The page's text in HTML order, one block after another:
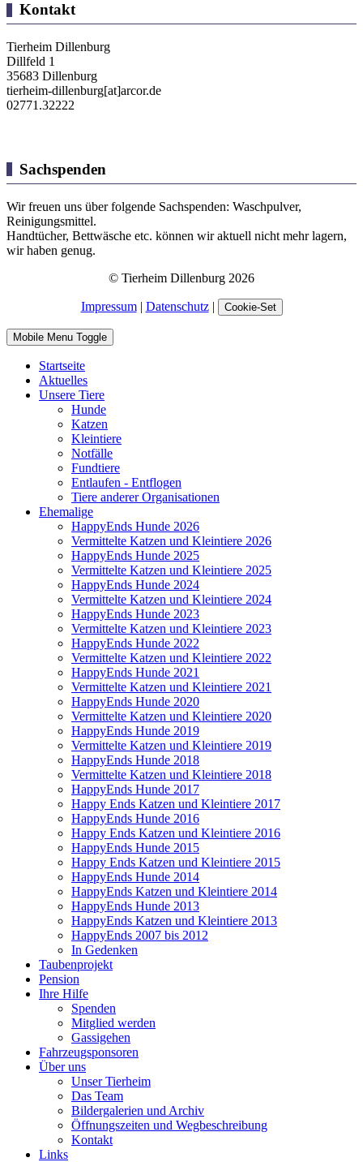
Kontakt
Tierheim Dillenburg
Dillfeld 1
35683 Dillenburg
tierheim-dillenburg[at]arcor.de
02771.32222
Sachspenden
Wir freuen uns über folgende Sachspenden: Waschpulver,
Reinigungsmittel.
Handtücher, Bettwäsche etc. können wir aktuell nicht mehr lagern,
wir haben genug.
© Tierheim Dillenburg 2026
Impressum| Datenschutz| Cookie-Set
Mobile Menu Toggle
Startseite
Aktuelles
Unsere Tiere
Hunde
Katzen
Kleintiere
Notfälle
Fundtiere
Entlaufen - Entflogen
Tiere anderer Organisationen
Ehemalige
HappyEnds Hunde 2026
Vermittelte Katzen und Kleintiere 2026
HappyEnds Hunde 2025
Vermittelte Katzen und Kleintiere 2025
HappyEnds Hunde 2024
Vermittelte Katzen und Kleintiere 2024
HappyEnds Hunde 2023
Vermittelte Katzen und Kleintiere 2023
HappyEnds Hunde 2022
Vermittelte Katzen und Kleintiere 2022
HappyEnds Hunde 2021
Vermittelte Katzen und Kleintiere 2021
HappyEnds Hunde 2020
Vermittelte Katzen und Kleintiere 2020
HappyEnds Hunde 2019
Vermittelte Katzen und Kleintiere 2019
HappyEnds Hunde 2018
Vermittelte Katzen und Kleintiere 2018
HappyEnds Hunde 2017
Happy Ends Katzen und Kleintiere 2017
HappyEnds Hunde 2016
Happy Ends Katzen und Kleintiere 2016
HappyEnds Hunde 2015
Happy Ends Katzen und Kleintiere 2015
HappyEnds Hunde 2014
HappyEnds Katzen und Kleintiere 2014
HappyEnds Hunde 2013
HappyEnds Katzen und Kleintiere 2013
HappyEnds 2007 bis 2012
In Gedenken
Taubenprojekt
Pension
Ihre Hilfe
Spenden
Mitglied werden
Gassigehen
Fahrzeugsponsoren
Über uns
Unser Tierheim
Das Team
Bildergalerien und Archiv
Öffnungszeiten und Wegbeschreibung
Kontakt
Links